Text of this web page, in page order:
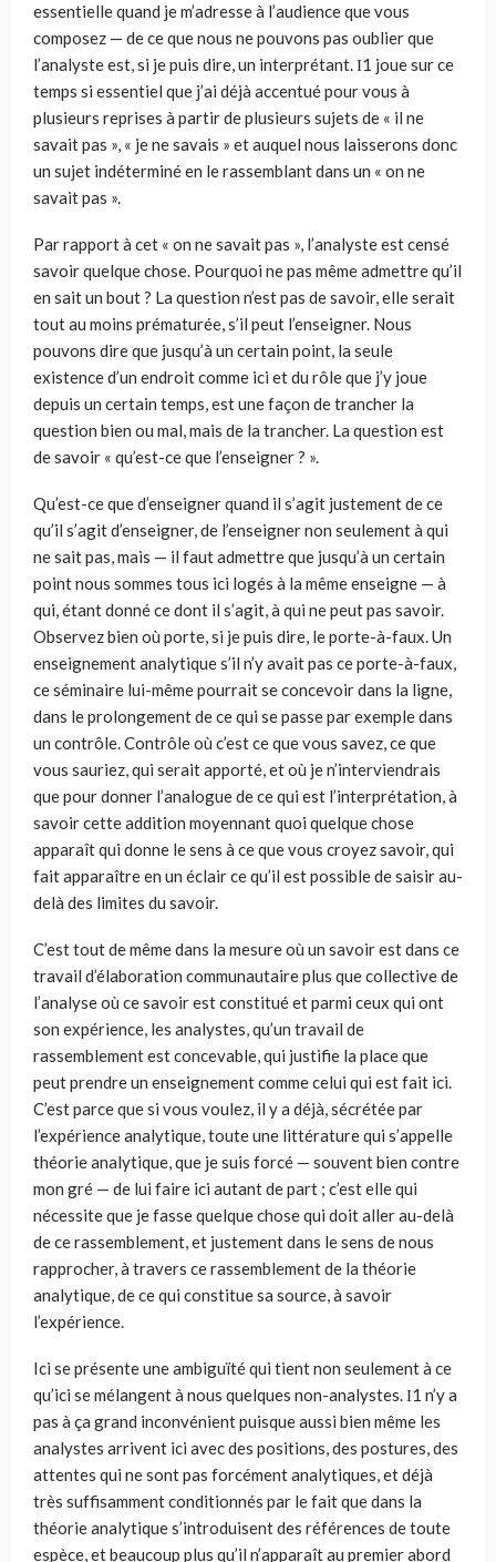
essentielle quand je m’adresse à l’audience que vous
composez — de ce que nous ne pouvons pas oublier que
l’analyste est, si je puis dire, un interprétant. Ι1 joue sur ce
temps si essentiel que j’ai déjà accentué pour vous à
plusieurs reprises à partir de plusieurs sujets de « il ne
savait pas », « je ne savais » et auquel nous laisserons donc
un sujet indéterminé en le rassemblant dans un « on ne
savait pas ».
Par rapport à cet « on ne savait pas », l’analyste est censé
savoir quelque chose. Pourquoi ne pas même admettre qu’il
en sait un bout ? La question n’est pas de savoir, elle serait
tout au moins prématurée, s’il peut l’enseigner. Nous
pouvons dire que jusqu’à un certain point, la seule
existence d’un endroit comme ici et du rôle que j’y joue
depuis un certain temps, est une façon de trancher la
question bien ou mal, mais de la trancher. La question est
de savoir « qu’est-ce que l’enseigner ? ».
Qu’est-ce que d’enseigner quand il s’agit justement de ce
qu’il s’agit d’enseigner, de l’enseigner non seulement à qui
ne sait pas, mais — il faut admettre que jusqu’à un certain
point nous sommes tous ici logés à la même enseigne — à
qui, étant donné ce dont il s’agit, à qui ne peut pas savoir.
Observez bien où porte, si je puis dire, le porte-à-faux. Un
enseignement analytique s’il n’y avait pas ce porte-à-faux,
ce séminaire lui-même pourrait se concevoir dans la ligne,
dans le prolongement de ce qui se passe par exemple dans
un contrôle. Contrôle où c’est ce que vous savez, ce que
vous sauriez, qui serait apporté, et où je n’interviendrais
que pour donner l’analogue de ce qui est l’interprétation, à
savoir cette addition moyennant quoi quelque chose
apparaît qui donne le sens à ce que vous croyez savoir, qui
fait apparaître en un éclair ce qu’il est possible de saisir au-
delà des limites du savoir.
C’est tout de même dans la mesure où un savoir est dans ce
travail d’élaboration communautaire plus que collective de
l’analyse où ce savoir est constitué et parmi ceux qui ont
son expérience, les analystes, qu’un travail de
rassemblement est concevable, qui justifie la place que
peut prendre un enseignement comme celui qui est fait ici.
C’est parce que si vous voulez, il y a déjà, sécrétée par
l’expérience analytique, toute une littérature qui s’appelle
théorie analytique, que je suis forcé — souvent bien contre
mon gré — de lui faire ici autant de part ; c’est elle qui
nécessite que je fasse quelque chose qui doit aller au-delà
de ce rassemblement, et justement dans le sens de nous
rapprocher, à travers ce rassemblement de la théorie
analytique, de ce qui constitue sa source, à savoir
l’expérience.
Ici se présente une ambiguïté qui tient non seulement à ce
qu’ici se mélangent à nous quelques non-analystes. Ι1 n’y a
pas à ça grand inconvénient puisque aussi bien même les
analystes arrivent ici avec des positions, des postures, des
attentes qui ne sont pas forcément analytiques, et déjà
très suffisamment conditionnés par le fait que dans la
théorie analytique s’introduisent des références de toute
espèce, et beaucoup plus qu’il n’apparaît au premier abord